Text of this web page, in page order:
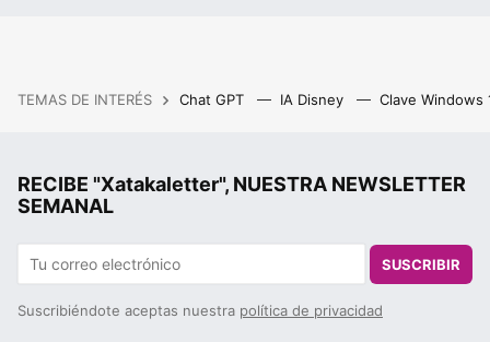
TEMAS DE INTERÉS Chat GPT IA Disney Clave Windows
RECIBE "Xatakaletter", NUESTRA NEWSLETTER
SEMANAL
SUSCRIBIR
Suscribiéndote aceptas nuestra política de privacidad